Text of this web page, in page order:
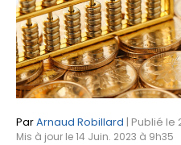
ParArnaud Robillard | Publié le
Mis à jour le 14 Juin. 2023 à 9h35